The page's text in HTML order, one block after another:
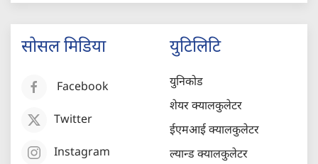
सोसल मिडिया
Facebook
Twitter
Instagram
युटिलिटि
युनिकोड
शेयर क्यालकुलेटर
ईएमआई क्यालकुलेटर
ल्यान्ड क्यालकुलेटर